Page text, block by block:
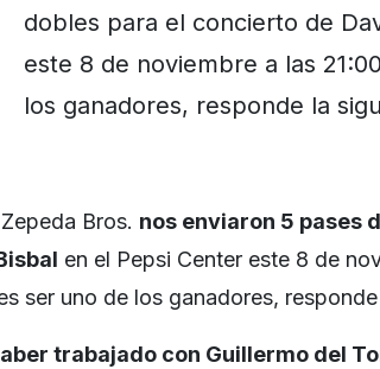
dobles para el concierto de
este 8 de noviembre a las
los ganadores, responde la
Bros. nos enviaron 5 pases
en el Pepsi Center este 8 de
ser uno de los ganadores,
trabajado con Guillermo del